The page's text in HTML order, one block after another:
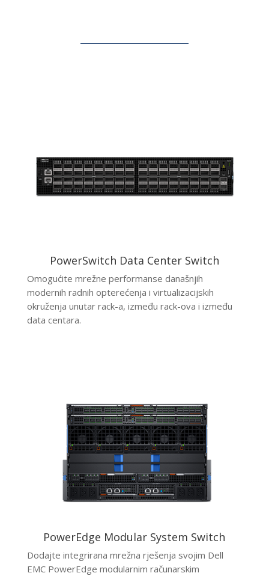
PowerSwitch Data Center Switch
Omogućite mrežne performanse današnjih
modernih radnih opterećenja i virtualizacijskih
okruženja unutar rack-a, između rack-ova i između
data centara.
PowerEdge Modular System Switch
Dodajte integrirana mrežna rješenja svojim Dell
EMC PowerEdge modularnim računarskim